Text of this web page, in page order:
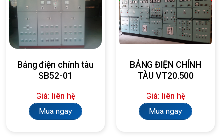
Bảng điện chính tàu
SB52-01
Giá: liên hệ
Mua ngay
BẢNG ĐIỆN CHÍNH
TÀU VT20.500
Giá: liên hệ
Mua ngay